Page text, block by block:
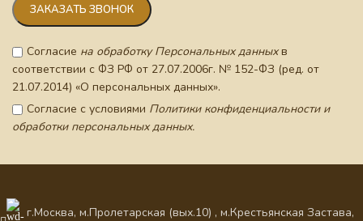
Согласие на обработку Персональных данныхв
соответствии с ФЗ РФ от 27.07.2006г. № 152-ФЗ (ред. от
21.07.2014) «О персональных данных».
Согласие с условиями Политики конфиденциальности и
обработки персональных данных.
г.Москва, м.Пролетарская (вых.10) , м.Крестьянская Застава,